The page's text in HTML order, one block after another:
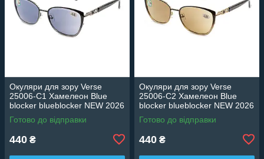
Окуляри для зору Verse
25006-C1 Хамелеон Blue
blocker blueblocker NEW 2026
Готово до відправки
440 ₴
Окуляри для зору Verse
25006-C2 Хамелеон Blue
blocker blueblocker NEW 2026
Готово до відправки
440 ₴